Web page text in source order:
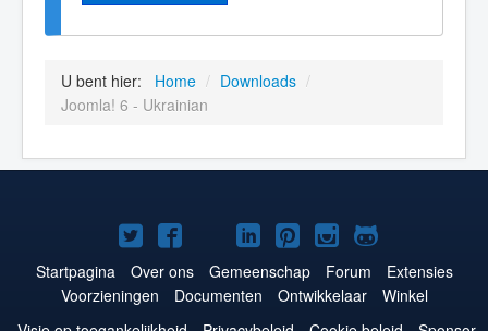
U bent hier: Home / Downloads /
Joomla! 6 - Ukrainian
Joomla!
op
Twitter
Joomla!
op
Facebook
Joomla!
op
YouTube
Joomla!
op
LinkedIn
Joomla!
op
Pinterest
Joomla!
op
Instagram
Joomla!
op
GitHub
Startpagina Over ons Gemeenschap Forum
Extensies
Voorzieningen
Documenten Ontwikkelaar
Winkel